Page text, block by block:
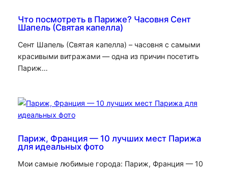
Что посмотреть в Париже? Часовня Сент
Шапель (Святая капелла)
Сент Шапель (Святая капелла) – часовня с самыми
красивыми витражами — одна из причин посетить
Париж…
Париж, Франция — 10 лучших мест Парижа
для идеальных фото
Мои самые любимые города: Париж, Франция — 10